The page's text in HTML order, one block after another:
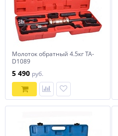
Молоток обратный 4.5кг TA-
D1089
5 490 руб.